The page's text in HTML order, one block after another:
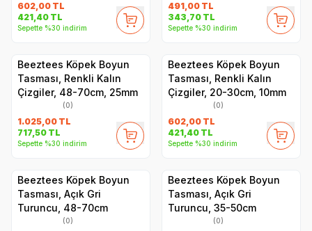
602,00 TL
421,40 TL
Sepette %30 indirim
491,00 TL
343,70 TL
Sepette %30 indirim
Beeztees Köpek Boyun
Tasması, Renkli Kalın
Çizgiler, 48-70cm, 25mm
(0)
1.025,00 TL
717,50 TL
Sepette %30 indirim
Beeztees Köpek Boyun
Tasması, Renkli Kalın
Çizgiler, 20-30cm, 10mm
(0)
602,00 TL
421,40 TL
Sepette %30 indirim
Beeztees Köpek Boyun
Tasması, Açık Gri
Turuncu, 48-70cm
(0)
Beeztees Köpek Boyun
Tasması, Açık Gri
Turuncu, 35-50cm
(0)